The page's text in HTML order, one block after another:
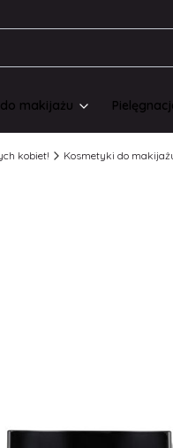
makijażu
kobiet! Kosmetyki do